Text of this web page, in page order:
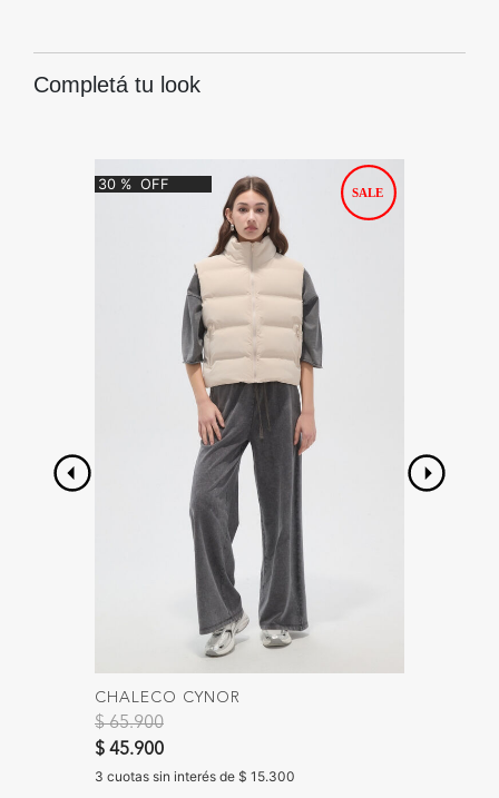
Completá tu look
30 % OFF
CHALECO CYNOR
Precio reducido de
$ 65.900a
$ 45.900
3 cuotas sin interés de $ 15.300